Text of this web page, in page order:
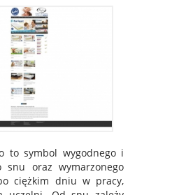
to symbol wygodnego i
snu oraz wymarzonego
ciężkim dniu w pracy,